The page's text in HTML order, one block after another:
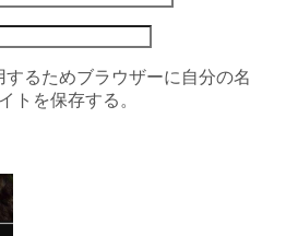
るためブラウザーに自分の名
トを保存する。